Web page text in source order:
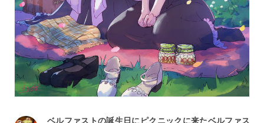
ベルファストの誕生日にピクニックに来たベルファス